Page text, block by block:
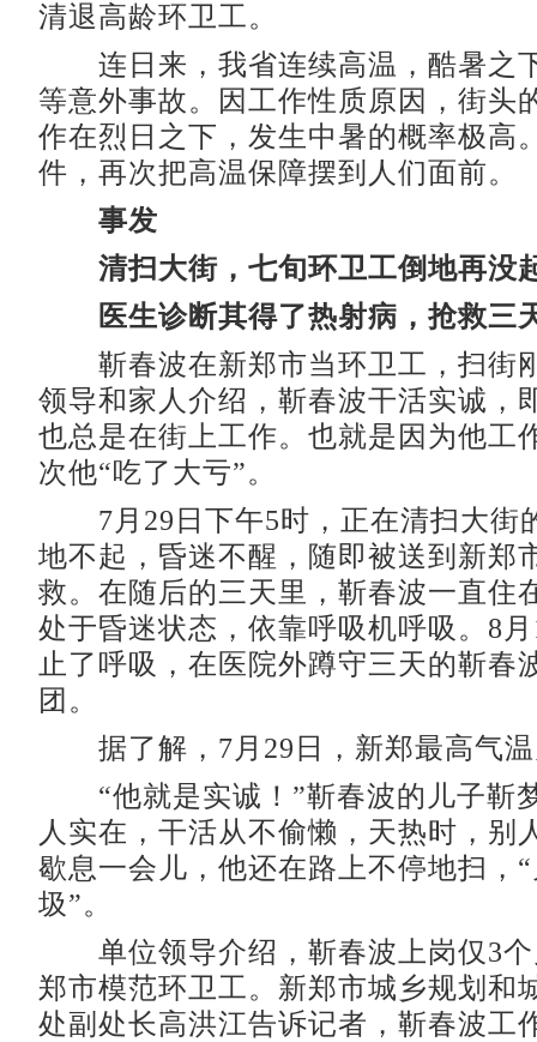
清退高龄环卫工。
连日来，我省连续高温，酷暑之
等意外事故。因工作性质原因，街头
作在烈日之下，发生中暑的概率极高
件，再次把高温保障摆到人们面前。
事发
清扫大街，七旬环卫工倒地再没
医生诊断其得了热射病，抢救三
靳春波在新郑市当环卫工，扫街
领导和家人介绍，靳春波干活实诚，
也总是在街上工作。也就是因为他工
次他“吃了大亏”。
7月29日下午5时，正在清扫大街
地不起，昏迷不醒，随即被送到新郑
救。在随后的三天里，靳春波一直住
处于昏迷状态，依靠呼吸机呼吸。8
止了呼吸，在医院外蹲守三天的靳春
团。
据了解，7月29日，新郑最高气
“他就是实诚！”靳春波的儿子靳
人实在，干活从不偷懒，天热时，别
歇息一会儿，他还在路上不停地扫，
圾”。
单位领导介绍，靳春波上岗仅3个
郑市模范环卫工。新郑市城乡规划和
处副处长高洪江告诉记者，靳春波工